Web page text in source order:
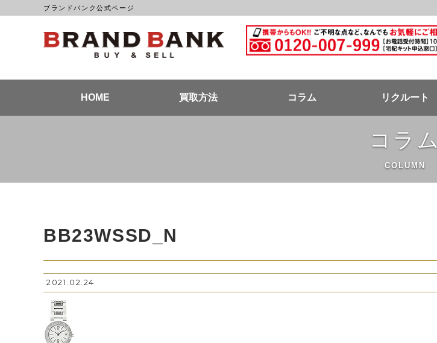
ブランドバンク公式ページ
ブランドバンク公式ページ
HOME 買取方法 コラム リクルート
コラム
COLUMN
BB23WSSD_N
2021.02.24